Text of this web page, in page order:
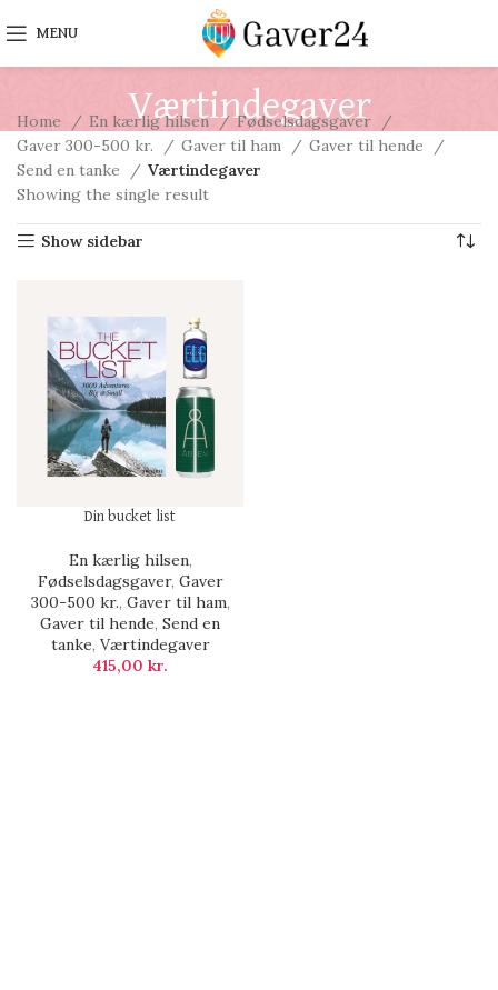
MENU
Værtindegaver
Home En kærlig hilsen
Fødselsdagsgaver
Gaver 300-500 kr.
Gaver til ham
Gaver til hende
Send en tanke
Værtindegaver
Showing the single result
Show sidebar
Din bucket list
En kærlig hilsen,
Fødselsdagsgaver, Gaver
300-500 kr., Gaver til ham,
Gaver til hende, Send en
tanke, Værtindegaver
415,00 kr.